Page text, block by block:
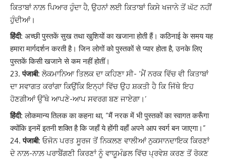
ਕਿਤਾਬਾਂ ਨਾਲ਼ ਪਿਆਰ ਹੁੰਦਾ ਹੈ, ਉਹਨਾਂ ਲਈ ਕਿਤਾਬਾਂ ਕਿਸੇ ਖਜਾਨੇ ਤੋਂ ਘੱਟ ਨਹੀਂ
ਹੁੰਦੀਆਂ।
हिंदी: अच्छी पुस्तकें सुख तथा खुशियों का खजाना होती हैं। कठिनाई के समय यह
हमारा मार्गदर्शन करती है। जिन लोगों को पुस्तकों से प्यार होता है, उनके लिए
पुस्तकें किसी खजाने से कम नहीं होतीं।
पंजाबी: ਲੋਕਮਾਨਿਆ ਤਿਲਕ ਦਾ ਕਹਿਣਾ ਸੀ- ‘ਮੈਂ ਨਰਕ ਵਿੱਚ ਵੀ ਕਿਤਾਬਾਂ
ਦਾ ਸਵਾਗਤ ਕਰਾਂਗਾ ਕਿਉਂਕਿ ਇਨ੍ਹਾਂ ਵਿੱਚ ਉਹ ਸ਼ਕਤੀ ਹੈ ਕਿ ਜਿੱਥੇ ਇਹ
ਹੋਣਗੀਆਂ ਉੱਥੇ ਆਪਣੇ-ਆਪ ਸਵਰਗ ਬਣ ਜਾਏਗਾ।’
हिंदी: लोकमान्य तिलक का कहना था, “मैं नरक में भी पुस्तकों का स्वागत करूँगा
क्योंकि इनमें इतनी शक्ति है कि जहाँ ये होंगी वहाँ अपने आप स्वर्ग बन जाएगा।”
पंजाबी: ਓਜੋਨ ਪਰਤ ਸੂਰਜ ਤੋਂ ਨਿਕਲਣ ਵਾਲੀਆਂ ਨੁਕਸਾਨਦਾਇਕ ਕਿਰਣਾਂ
ਦੇ ਨਾਲ਼-ਨਾਲ਼ ਪਰਾਬੈਂਗਣੀ ਕਿਰਣਾਂ ਨੂੰ ਵਾਯੂਮੰਡਲ ਵਿੱਚ ਪ੍ਰਵੇਸ਼ ਕਰਣ ਤੋਂ ਰੋਕਣ